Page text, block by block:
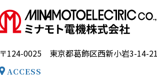
〒124-0025 東京都葛飾区西新小岩3-14-
ACCESS